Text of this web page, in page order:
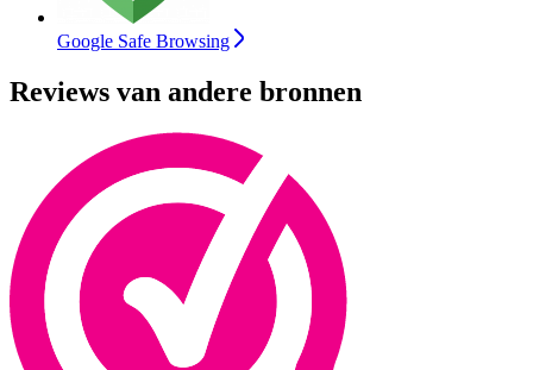
Google Safe Browsing
Reviews van andere bronnen